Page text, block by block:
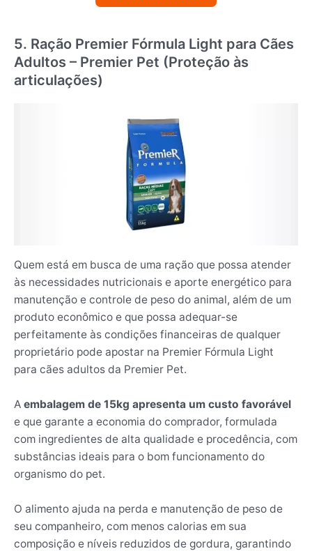
5. Ração Premier Fórmula Light para Cães
Adultos – Premier Pet (Proteção às
articulações)
Quem está em busca de uma ração que possa atender
às necessidades nutricionais e aporte energético para
manutenção e controle de peso do animal, além de um
produto econômico e que possa adequar-se
perfeitamente às condições financeiras de qualquer
proprietário pode apostar na Premier Fórmula Light
para cães adultos da Premier Pet.
A embalagem de 15kg apresenta um custo favorável
e que garante a economia do comprador, formulada
com ingredientes de alta qualidade e procedência, com
substâncias ideais para o bom funcionamento do
organismo do pet.
O alimento ajuda na perda e manutenção de peso de
seu companheiro, com menos calorias em sua
composição e níveis reduzidos de gordura, garantindo